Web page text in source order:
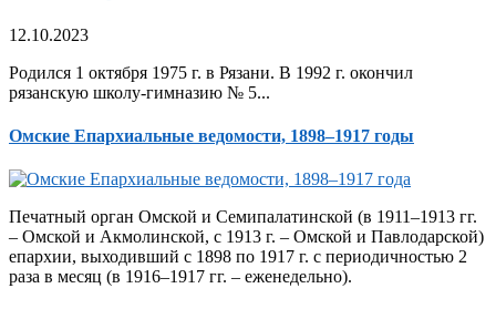
12.10.2023
Родился 1 октября 1975 г. в Рязани. В 1992 г. окончил
рязанскую школу-гимназию № 5...
Омские Епархиальные ведомости, 1898–1917 годы
Печатный орган Омской и Семипалатинской (в 1911–1913 гг.
– Омской и Акмолинской, с 1913 г. – Омской и Павлодарской)
епархии, выходивший с 1898 по 1917 г. с периодичностью 2
раза в месяц (в 1916–1917 гг. – еженедельно).